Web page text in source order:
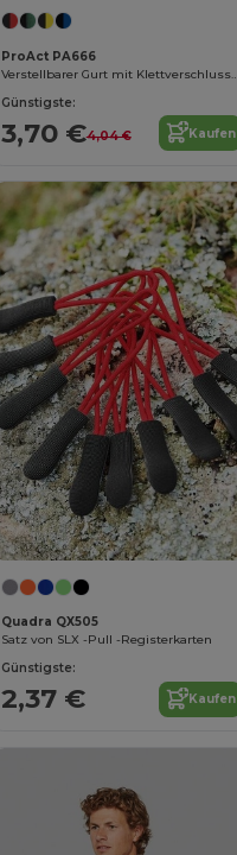
ProAct PA666
Verstellbarer Gurt mit Klettverschluss und Schnalle
Günstigste:
3,70 €4,04 € Kaufen
Quadra QX505
Satz von SLX -Pull -Registerkarten
Günstigste:
2,37 € Kaufen